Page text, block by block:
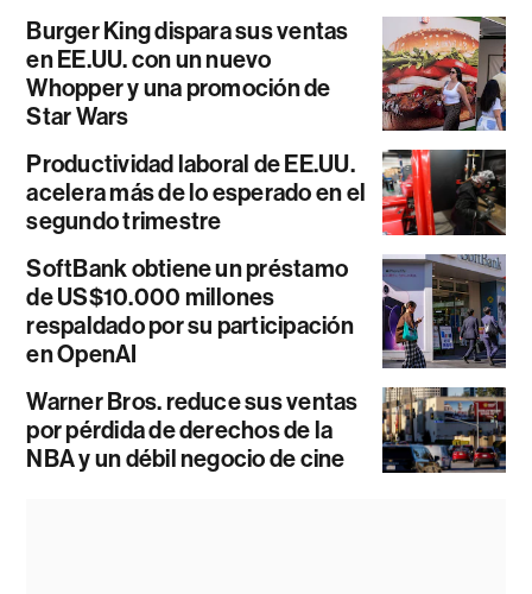
Burger King dispara sus ventas
en EE.UU. con un nuevo
Whopper y una promoción de
Star Wars
Productividad laboral de EE.UU.
acelera más de lo esperado en el
segundo trimestre
SoftBank obtiene un préstamo
de US$10.000 millones
respaldado por su participación
en OpenAI
Warner Bros. reduce sus ventas
por pérdida de derechos de la
NBA y un débil negocio de cine